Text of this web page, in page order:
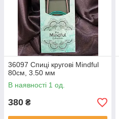
36097 Спиці кругові Mindful
80см, 3.50 мм
В наявності 1 од.
380 ₴